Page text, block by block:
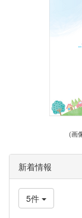
(画
新着情報
5件